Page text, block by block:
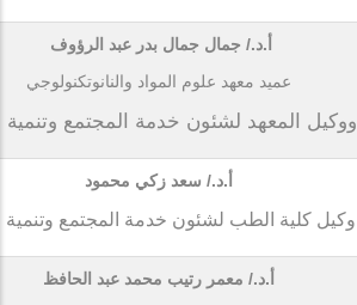
أ.د./ جمال جمال بدر عبد الرؤوف
عميد معهد علوم المواد والنانوتكنولوجي
ووكيل المعهد لشئون خدمة المجتمع وتنمية
أ.د./ سعد زكي محمود
وكيل كلية الطب لشئون خدمة المجتمع وتنمية
أ.د./ معمر رتيب محمد عبد الحافظ